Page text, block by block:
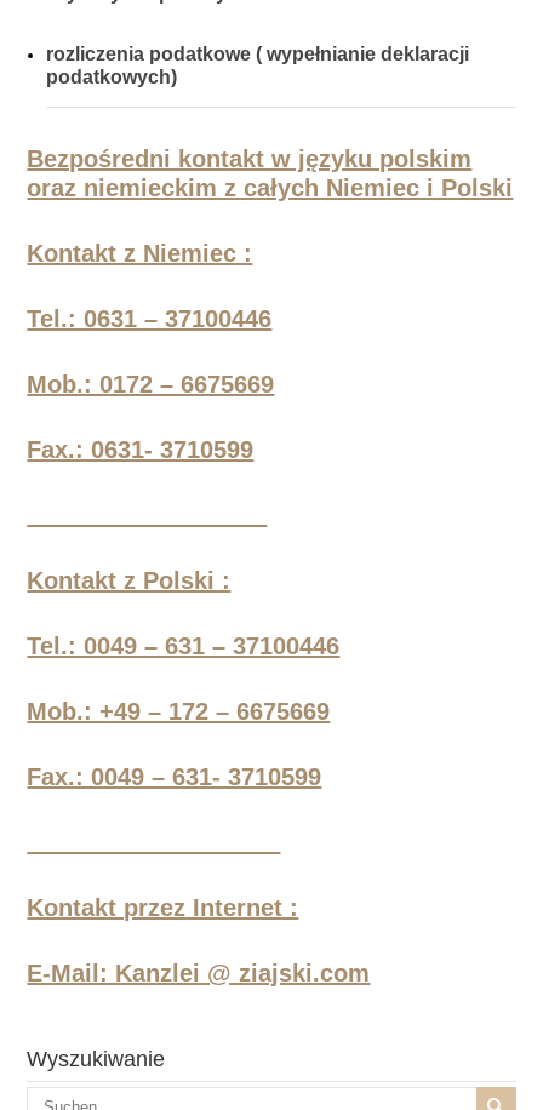
rozliczenia podatkowe ( wypełnianie deklaracji
podatkowych)
Bezpośredni kontakt w języku polskim
oraz niemieckim z całych Niemiec i Polski
Kontakt z Niemiec :
Tel.: 0631 – 37100446
Mob.: 0172 – 6675669
Fax.: 0631- 3710599
Kontakt z Polski :
Tel.: 0049 – 631 – 37100446
Mob.: +49 – 172 – 6675669
Fax.: 0049 – 631- 3710599
Kontakt przez Internet :
E-Mail: Kanzlei @ ziajski.com
Wyszukiwanie